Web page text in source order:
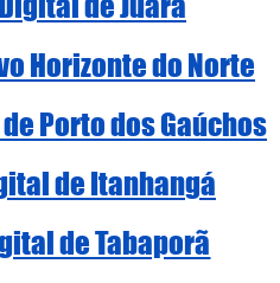
Horizonte do Norte
Porto dos Gaúchos
de Itanhangá
de Tabaporã